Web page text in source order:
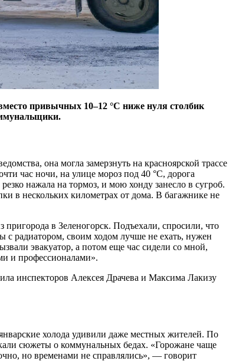
привычных 10–12 °C ниже нуля столбик
она могла замерзнуть на красноярской трассе
час ночи, на улице мороз под 40 °C, дорога
нажала на тормоз, и мою хонду занесло в сугроб.
в нескольких километрах от дома. В багажнике не
в Зеленогорск. Подъехали, спросили, что
с радиатором, своим ходом лучше не ехать, нужен
эвакуатор, а потом еще час сидели со мной,
и профессионалами».
инспекторов Алексея Драчева и Максима Лакизу
холода удивили даже местных жителей. По
сюжеты о коммунальных бедах. «Горожане чаще
но временами не справлялись», — говорит